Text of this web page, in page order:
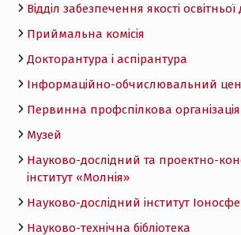
Відділ забезпечення якості освітньої
Приймальна комісія
Докторантура і аспірантура
Інформаційно-обчислювальний
Первинна профспілкова організація
Музей
Науково-дослідний та проектно-
інститут «Молнія»
Науково-дослідний інститут
Науково-технічна бібліотека